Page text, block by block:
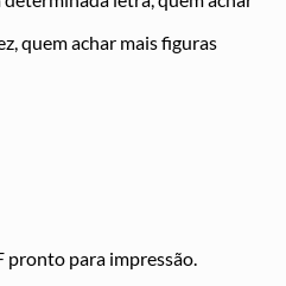
quem achar mais figuras
pronto para impressão.